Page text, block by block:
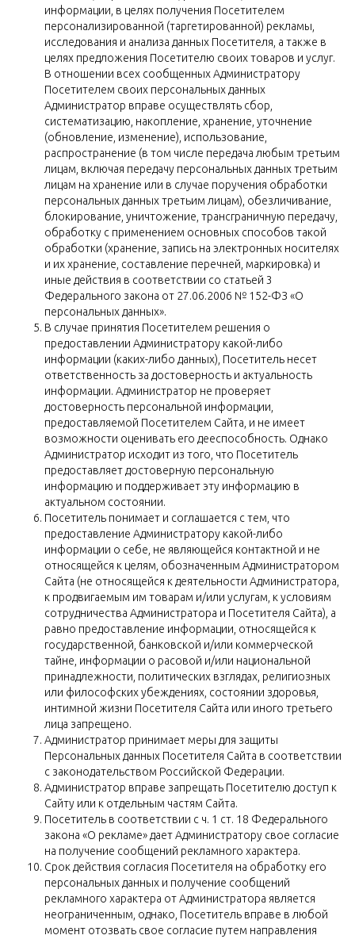
информации, в целях получения Посетителем
персонализированной (таргетированной) рекламы,
исследования и анализа данных Посетителя, а также в
целях предложения Посетителю своих товаров и услуг.
В отношении всех сообщенных Администратору
Посетителем своих персональных данных
Администратор вправе осуществлять сбор,
систематизацию, накопление, хранение, уточнение
(обновление, изменение), использование,
распространение (в том числе передача любым третьим
лицам, включая передачу персональных данных третьим
лицам на хранение или в случае поручения обработки
персональных данных третьим лицам), обезличивание,
блокирование, уничтожение, трансграничную передачу,
обработку с применением основных способов такой
обработки (хранение, запись на электронных носителях
и их хранение, составление перечней, маркировка) и
иные действия в соответствии со статьей 3
Федерального закона от 27.06.2006 № 152-ФЗ «О
персональных данных».
В случае принятия Посетителем решения о
предоставлении Администратору какой-либо
информации (каких-либо данных), Посетитель несет
ответственность за достоверность и актуальность
информации. Администратор не проверяет
достоверность персональной информации,
предоставляемой Посетителем Сайта, и не имеет
возможности оценивать его дееспособность. Однако
Администратор исходит из того, что Посетитель
предоставляет достоверную персональную
информацию и поддерживает эту информацию в
актуальном состоянии.
Посетитель понимает и соглашается с тем, что
предоставление Администратору какой-либо
информации о себе, не являющейся контактной и не
относящейся к целям, обозначенным Администратором
Сайта (не относящейся к деятельности Администратора,
к продвигаемым им товарам и/или услугам, к условиям
сотрудничества Администратора и Посетителя Сайта), а
равно предоставление информации, относящейся к
государственной, банковской и/или коммерческой
тайне, информации о расовой и/или национальной
принадлежности, политических взглядах, религиозных
или философских убеждениях, состоянии здоровья,
интимной жизни Посетителя Сайта или иного третьего
лица запрещено.
Администратор принимает меры для защиты
Персональных данных Посетителя Сайта в соответствии
с законодательством Российской Федерации.
Администратор вправе запрещать Посетителю доступ к
Сайту или к отдельным частям Сайта.
Посетитель в соответствии с ч. 1 ст. 18 Федерального
закона «О рекламе» дает Администратору свое согласие
на получение сообщений рекламного характера.
Срок действия согласия Посетителя на обработку его
персональных данных и получение сообщений
рекламного характера от Администратора является
неограниченным, однако, Посетитель вправе в любой
момент отозвать свое согласие путем направления